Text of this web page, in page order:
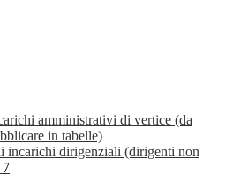
amministrativi di vertice (da
in tabelle)
incarichi dirigenziali (dirigenti non
7